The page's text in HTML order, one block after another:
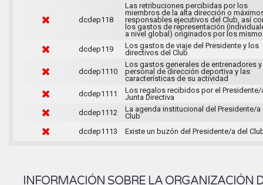
dcdep118
Las retribuciones percibidas por los
miembros de la alta dirección o
responsables ejecutivos del Club, así
los gastos de representación
a nivel global) originados por los
dcdep119
Los gastos de viaje del Presidente y los
directivos del Club
dcdep1110
Los gastos generales de entrenadores y
personal de dirección deportiva y las
características de su actividad
dcdep1111
Los regalos recibidos por el Presidente/
Junta Directiva
dcdep1112
La agenda institucional del Presidente/a
Club
dcdep1113
Existe un buzón del Presidente/a del
INFORMACIÓN SOBRE LA ORGANIZACIÓN